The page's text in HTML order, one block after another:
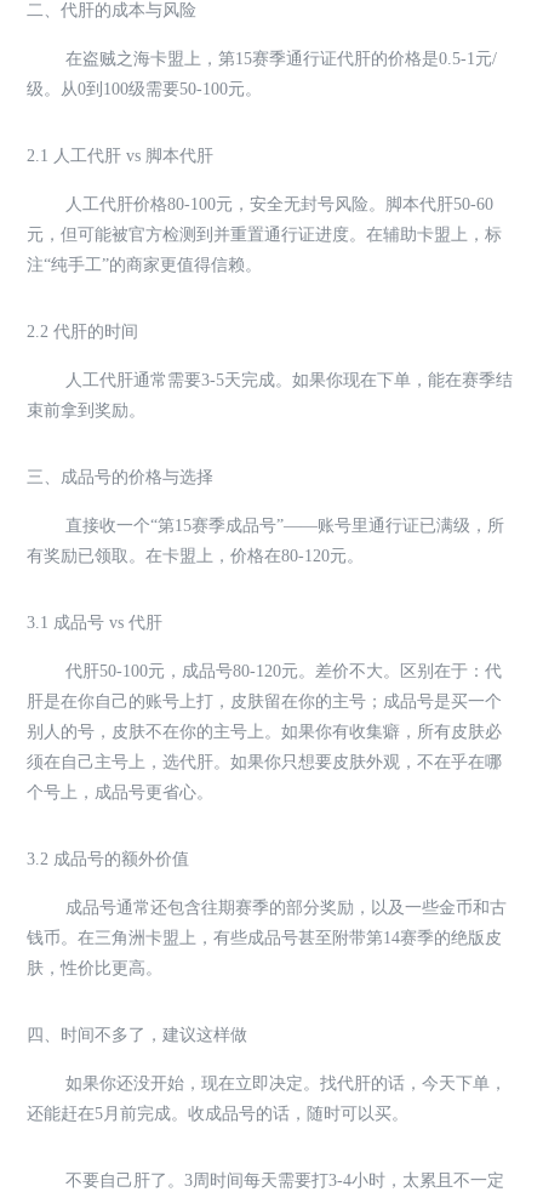
二、代肝的成本与风险
在盗贼之海卡盟上，第15赛季通行证代肝的价格是0.5-1元/
级。从0到100级需要50-100元。
2.1 人工代肝 vs 脚本代肝
人工代肝价格80-100元，安全无封号风险。脚本代肝50-60
元，但可能被官方检测到并重置通行证进度。在辅助卡盟上，标
注“纯手工”的商家更值得信赖。
2.2 代肝的时间
人工代肝通常需要3-5天完成。如果你现在下单，能在赛季结
束前拿到奖励。
三、成品号的价格与选择
直接收一个“第15赛季成品号”——账号里通行证已满级，所
有奖励已领取。在卡盟上，价格在80-120元。
3.1 成品号 vs 代肝
代肝50-100元，成品号80-120元。差价不大。区别在于：代
肝是在你自己的账号上打，皮肤留在你的主号；成品号是买一个
别人的号，皮肤不在你的主号上。如果你有收集癖，所有皮肤必
须在自己主号上，选代肝。如果你只想要皮肤外观，不在乎在哪
个号上，成品号更省心。
3.2 成品号的额外价值
成品号通常还包含往期赛季的部分奖励，以及一些金币和古
钱币。在三角洲卡盟上，有些成品号甚至附带第14赛季的绝版皮
肤，性价比更高。
四、时间不多了，建议这样做
如果你还没开始，现在立即决定。找代肝的话，今天下单，
还能赶在5月前完成。收成品号的话，随时可以买。
不要自己肝了。3周时间每天需要打3-4小时，太累且不一定